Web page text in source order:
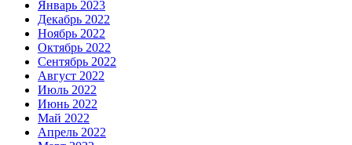
Январь 2023
Декабрь 2022
Ноябрь 2022
Октябрь 2022
Сентябрь 2022
Август 2022
Июль 2022
Июнь 2022
Май 2022
Апрель 2022